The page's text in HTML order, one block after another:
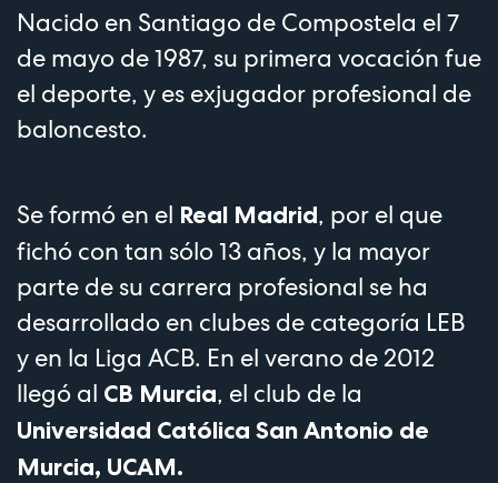
Nacido en Santiago de Compostela el 7
de mayo de 1987, su primera vocación fue
el deporte, y es exjugador profesional de
baloncesto.
Se formó en el Real Madrid, por el que
fichó con tan sólo 13 años, y la mayor
parte de su carrera profesional se ha
desarrollado en clubes de categoría LEB
y en la Liga ACB. En el verano de 2012
llegó al CB Murcia, el club de la
Universidad Católica San Antonio de
Murcia, UCAM.